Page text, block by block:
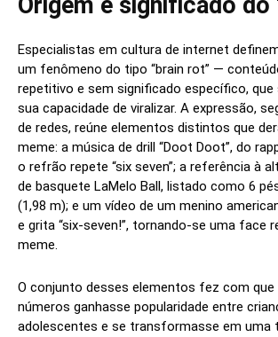
Especialistas em cultura de internet
um fenômeno do tipo “brain rot” —
repetitivo e sem significado específico, que
sua capacidade de viralizar. A expressão,
de redes, reúne elementos distintos que
meme: a música de drill “Doot Doot”, do
o refrão repete “six seven”; a referência à
de basquete LaMelo Ball, listado como 6
(1,98 m); e um vídeo de um menino
e grita “six-seven!”, tornando-se uma face
meme.
O conjunto desses elementos fez com que
números ganhasse popularidade entre
adolescentes e se transformasse em uma